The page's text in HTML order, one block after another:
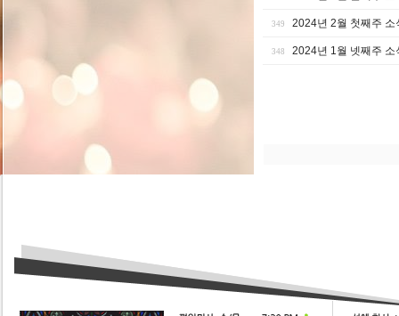
349 2024년 2월 첫째주 소
348 2024년 1월 넷째주 소